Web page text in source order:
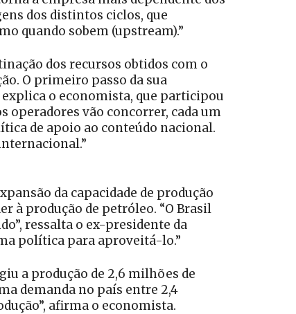
dos distintos ciclos, que
quando sobem (upstream).”
dos recursos obtidos com o
O primeiro passo da sua
o economista, que participou
operadores vão concorrer, cada um
de apoio ao conteúdo nacional.
da capacidade de produção
à produção de petróleo. “O Brasil
ressalta o ex-presidente da
política para aproveitá-lo.”
a produção de 2,6 milhões de
demanda no país entre 2,4
afirma o economista.